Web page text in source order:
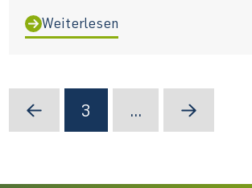
Weiterlesen
Prev 3 … Next